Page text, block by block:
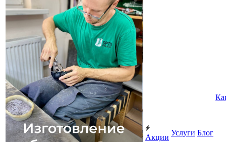
Акции
Услуги Блог